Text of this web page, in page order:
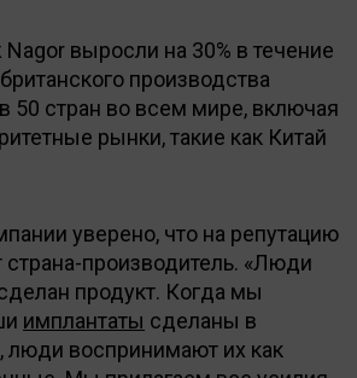
выросли на 30% в течение
производства
50 стран во всем мире, включая
рынки, такие как Китай
уверено, что на репутацию
страна-производитель. «Люди
продукт. Когда мы
имплантаты сделаны в
люди воспринимают их как